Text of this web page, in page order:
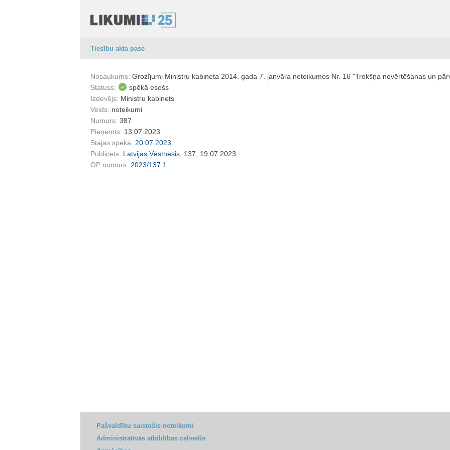
Tiesību akta pase
Nosaukums: Grozījumi Ministru kabineta 2014. gada 7. janvāra noteikumos Nr. 16 "Trokšņa novērtēšanas un
Statuss:
spēkā esošs
Izdevējs: Ministru kabinets
Veids: noteikumi
Numurs: 387
Pieņemts: 13.07.2023.
Stājas spēkā: 20.07.2023.
Publicēts: Latvijas Vēstnesis , 137, 19.07.2023.
OP numurs: 2023/137.1
Pašvaldību saistošie noteikumi
Administratīvās atbildības ceļvedis